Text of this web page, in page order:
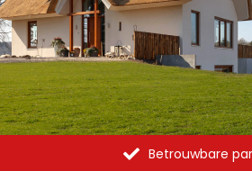
Betrouwbare partijen